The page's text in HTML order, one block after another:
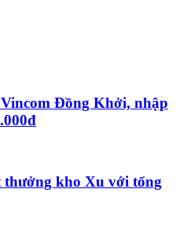
Đồng Khởi, nhập
kho Xu với tổng